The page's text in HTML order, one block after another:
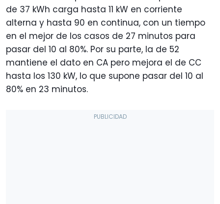
de 37 kWh carga hasta 11 kW en corriente
alterna y hasta 90 en continua, con un tiempo
en el mejor de los casos de 27 minutos para
pasar del 10 al 80%. Por su parte, la de 52
mantiene el dato en CA pero mejora el de CC
hasta los 130 kW, lo que supone pasar del 10 al
80% en 23 minutos.